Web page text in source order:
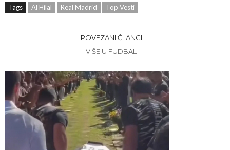
Tags Al Hilal Real Madrid Top Vesti
POVEZANI ČLANCI
VIŠE U FUDBAL